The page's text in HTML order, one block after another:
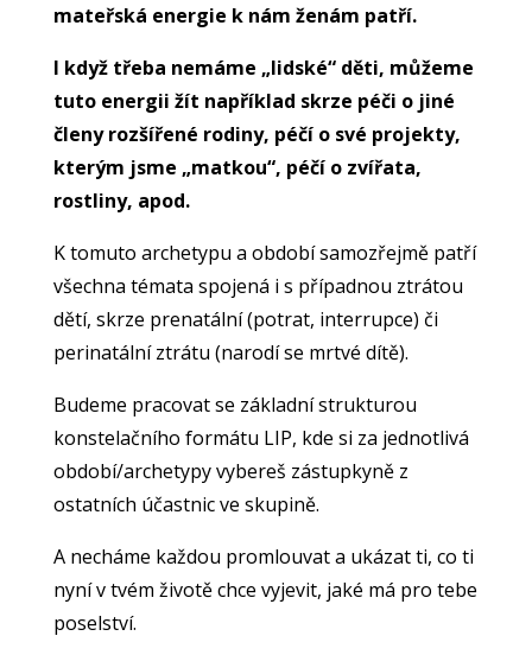
mateřská energie k nám ženám patří.
I když třeba nemáme „lidské“ děti, můžeme
tuto energii žít například skrze péči o jiné
členy rozšířené rodiny, péčí o své projekty,
kterým jsme „matkou“, péčí o zvířata,
rostliny, apod.
K tomuto archetypu a období samozřejmě patří
všechna témata spojená i s případnou ztrátou
dětí, skrze prenatální (potrat, interrupce) či
perinatální ztrátu (narodí se mrtvé dítě).
Budeme pracovat se základní strukturou
konstelačního formátu LIP, kde si za jednotlivá
období/archetypy vybereš zástupkyně z
ostatních účastnic ve skupině.
A necháme každou promlouvat a ukázat ti, co ti
nyní v tvém životě chce vyjevit, jaké má pro tebe
poselství.